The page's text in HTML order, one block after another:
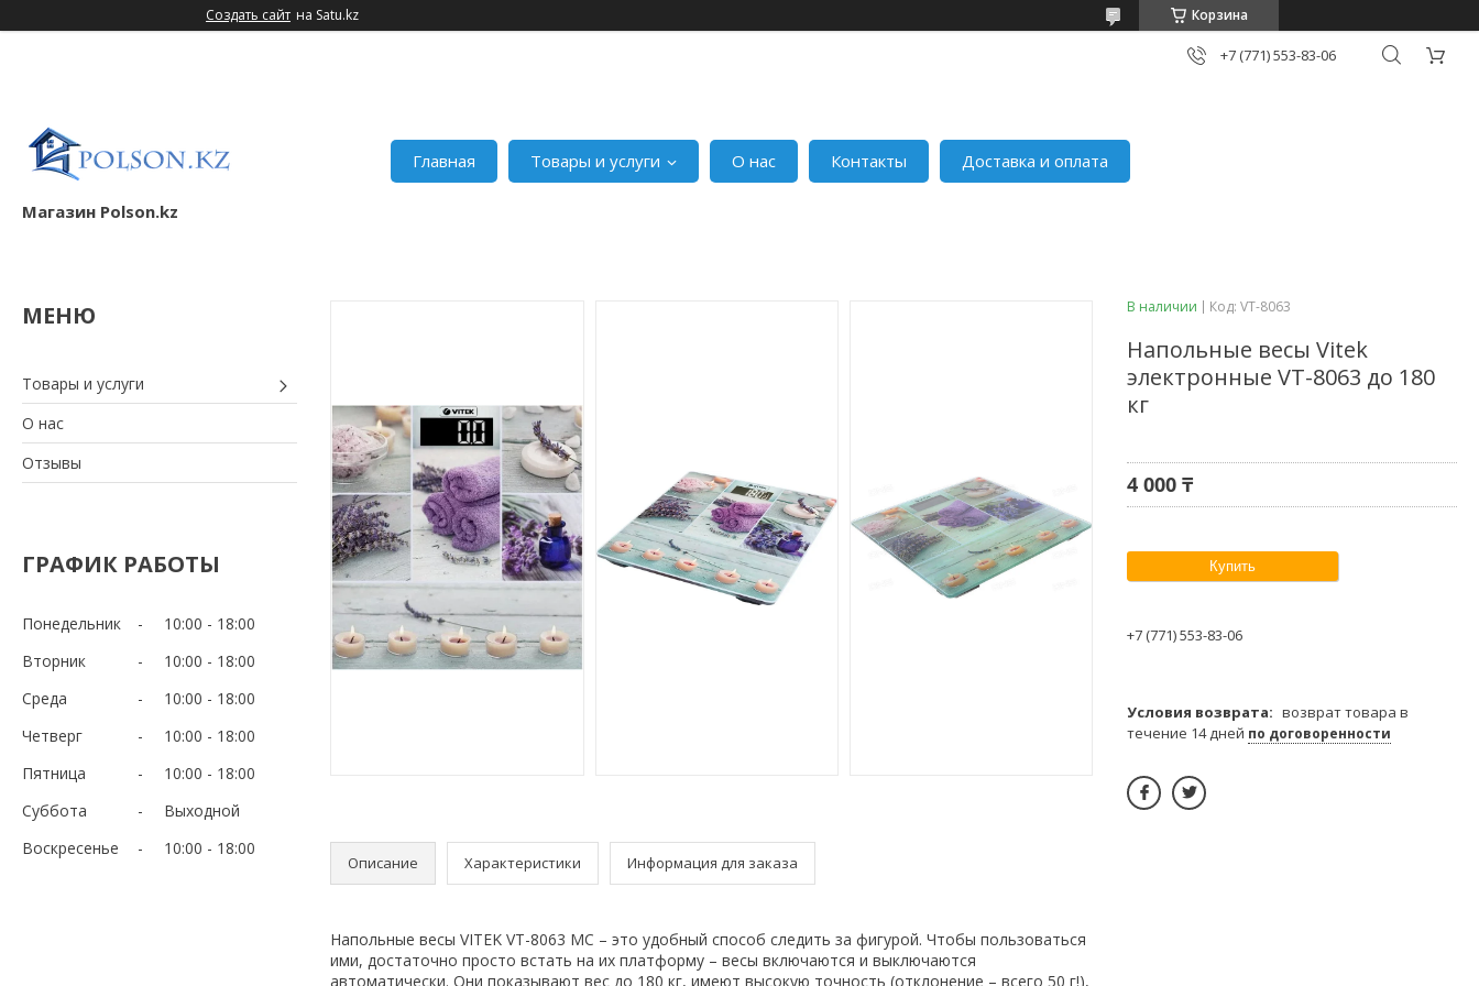
Создать сайт на Satu.kz Корзина
+7 (771) 553-83-06
Магазин Polson.kz
Главная Товары и услуги О нас Контакты Доставка и оплата
Товары и услуги
О нас
Отзывы
ГРАФИК РАБОТЫ
Понедельник 10:00
18:00
Вторник
10:00
18:00
Среда
10:00
18:00
Четверг
10:00
18:00
Пятница
10:00
18:00
Суббота
Выходной
Воскресенье
10:00 18:00
Описание Характеристики Информация для заказа
Напольные весы VITEK VT-8063 MC – это удобный способ следить за фигурой. Чтобы пользоваться
ими, достаточно просто встать на их платформу – весы включаются и выключаются
автоматически. Они показывают вес до 180 кг, имеют высокую точность (отклонение – всего 50 г!),
В наличии Код: VT-8063
Напольные весы Vitek
электронные VT-8063 до 180
кг
4 000 ₸
Купить
+7 (771) 553-83-06
возврат товара в
течение 14 дней по договоренности